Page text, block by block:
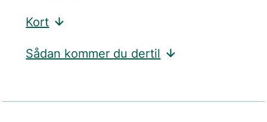
Kort
Sådan kommer du dertil